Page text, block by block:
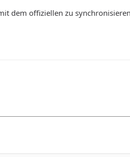
dem offiziellen zu